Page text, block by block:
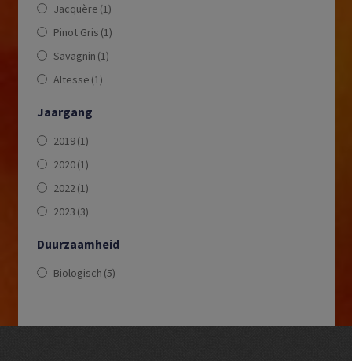
Jacquère (1)
Pinot Gris (1)
Savagnin (1)
Altesse (1)
Jaargang
2019(1)
2020(1)
2022(1)
2023 (3)
Duurzaamheid
Biologisch (5)